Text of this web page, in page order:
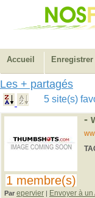
Accueil
Les + partagés
5 site(s)
1 membre(s)
-
Par epervier | Envoyer à un